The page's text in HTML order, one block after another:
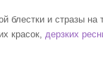
блестки и стразы
красок, дерзких